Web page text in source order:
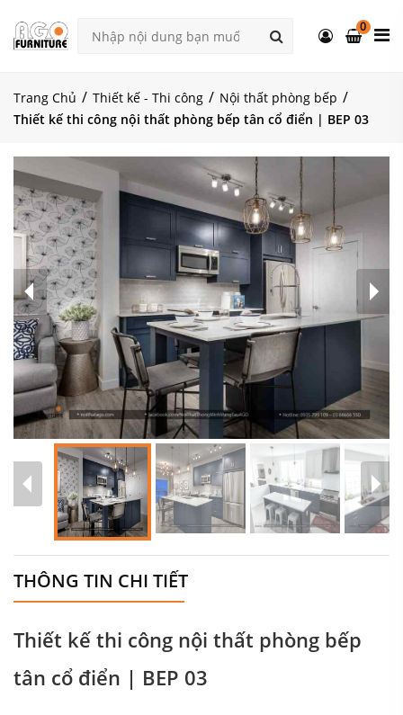
0
Trang Chủ Thiết kế - Thi công
Nội thất phòng bếp
Thiết kế thi công nội thất phòng bếp tân cổ điển | BEP 03
THÔNG TIN CHI TIẾT
Thiết kế thi công nội thất phòng bếp
tân cổ điển | BEP 03